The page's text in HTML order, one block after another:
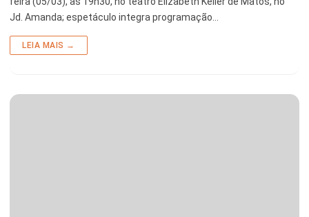
Jd. Amanda; espetáculo integra programação…
LEIA MAIS →